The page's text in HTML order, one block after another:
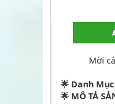
Mời các
🌟 Danh
🌟 MÔ TẢ